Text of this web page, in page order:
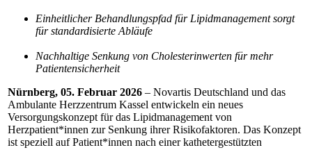
Einheitlicher Behandlungspfad für Lipidmanagement sorgt
für standardisierte Abläufe
Nachhaltige Senkung von Cholesterinwerten für mehr
Patientensicherheit
Nürnberg, 05. Februar 2026 – Novartis Deutschland und das
Ambulante Herzzentrum Kassel entwickeln ein neues
Versorgungskonzept für das Lipidmanagement von
Herzpatient*innen zur Senkung ihrer Risikofaktoren. Das Konzept
ist speziell auf Patient*innen nach einer kathetergestützten